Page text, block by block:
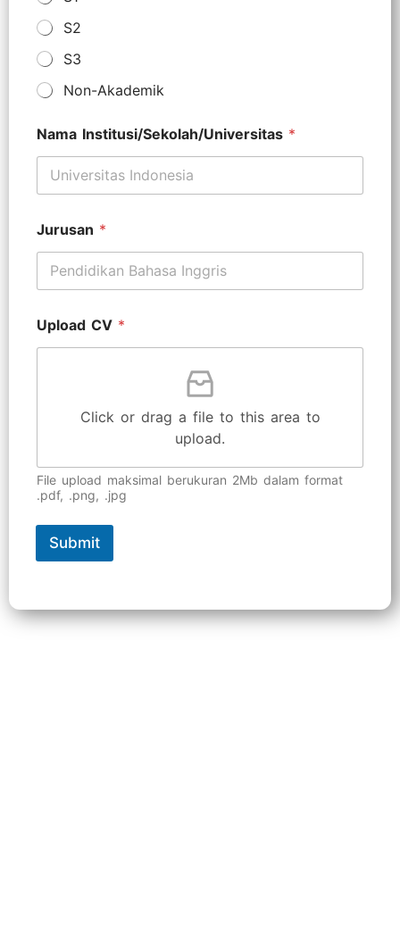
S2
S3
Non-Akademik
Nama Institusi/Sekolah/Universitas *
Jurusan *
Upload CV *
Click or drag a file to this area to
upload.
File upload maksimal berukuran 2Mb dalam format
.pdf, .png, .jpg
Submit